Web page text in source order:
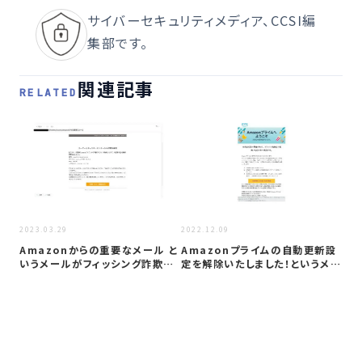
サイバーセキュリティメディア、CCSI編
集部です。
RELATED 関連記事
2023.03.29
Amazonからの重要なメール と
いうメールがフィッシング詐欺か
2022.12.09
Amazonプライムの自動更新設
定を解除いたしました！というメー